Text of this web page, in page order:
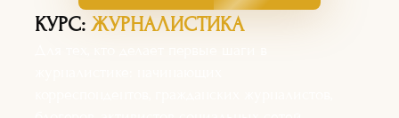
КУРС: ЖУРНАЛИСТИКА